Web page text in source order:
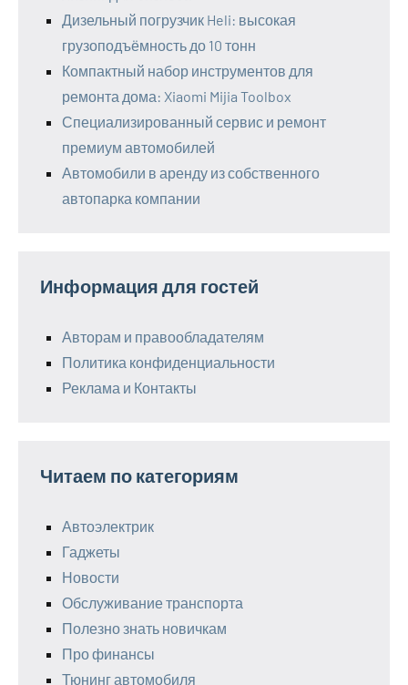
Дизельный погрузчик Heli: высокая
грузоподъёмность до 10 тонн
Компактный набор инструментов для
ремонта дома: Xiaomi Mijia Toolbox
Специализированный сервис и ремонт
премиум автомобилей
Автомобили в аренду из собственного
автопарка компании
Информация для гостей
Авторам и правообладателям
Политика конфиденциальности
Реклама и Контакты
Читаем по категориям
Автоэлектрик
Гаджеты
Новости
Обслуживание транспорта
Полезно знать новичкам
Про финансы
Тюнинг автомобиля